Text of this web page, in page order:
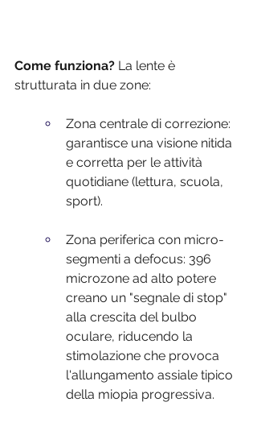
Come funziona? La lente è
strutturata in due zone:
Zona centrale di correzione:
garantisce una visione nitida
e corretta per le attività
quotidiane (lettura, scuola,
sport).
Zona periferica con micro-
segmenti a defocus: 396
microzone ad alto potere
creano un "segnale di stop"
alla crescita del bulbo
oculare, riducendo la
stimolazione che provoca
l'allungamento assiale tipico
della miopia progressiva.